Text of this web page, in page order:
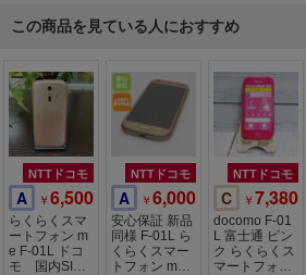
この商品を見ている人におすすめ
NTTドコモ
A ￥6,500
らくらくスマ
ートフォン m
e F-01L ドコ
モ 国内SIM
NTTドコモ
A ￥6,000
安心保証 新品
同様 F-01L ら
くらくスマー
トフォン me
NTTドコモ
C ￥7,380
docomo F-01
L 富士通 ピン
ク らくらくス
マートフォン